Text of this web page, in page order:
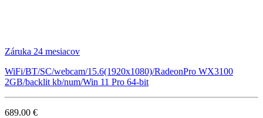
Záruka 24 mesiacov
WiFi/BT/SC/webcam/15.6(1920x1080)/RadeonPro WX3100
2GB/backlit kb/num/Win 11 Pro 64-bit
689.00 €